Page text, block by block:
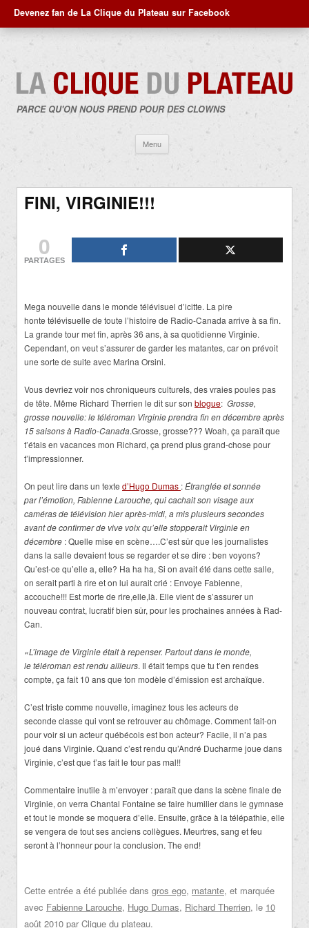
Devenez fan de La Clique du Plateau sur Facebook
PARCE QU'ON NOUS PREND POUR DES CLOWNS
Menu
contenu
FINI, VIRGINIE!!!
0
PARTAGES
Mega nouvelle dans le monde télévisuel d’icitte. La pire
honte télévisuelle de toute l’histoire de Radio-Canada arrive à sa fin.
La grande tour met fin, après 36 ans, à sa quotidienne Virginie.
Cependant, on veut s’assurer de garder les matantes, car on prévoit
une sorte de suite avec Marina Orsini.
Vous devriez voir nos chroniqueurs culturels, des vraies poules pas
de tête. Même Richard Therrien le dit sur son blogue: Grosse,
grosse nouvelle: le téléroman Virginie prendra fin en décembre après
15 saisons à Radio-Canada.Grosse, grosse??? Woah, ça paraît que
t’étais en vacances mon Richard, ça prend plus grand-chose pour
t’impressionner.
On peut lire dans un texte d’Hugo Dumas :Étranglée et sonnée
par l’émotion, Fabienne Larouche, qui cachait son visage aux
caméras de télévision hier après-midi, a mis plusieurs secondes
avant de confirmer de vive voix qu’elle stopperait Virginie en
décembre : Quelle mise en scène….C’est sûr que les journalistes
dans la salle devaient tous se regarder et se dire : ben voyons?
Qu’est-ce qu’elle a, elle? Ha ha ha, Si on avait été dans cette salle,
on serait parti à rire et on lui aurait crié : Envoye Fabienne,
accouche!!! Est morte de rire,elle,là. Elle vient de s’assurer un
nouveau contrat, lucratif bien sûr, pour les prochaines années à Rad-
Can.
«L’image de Virginie était à repenser. Partout dans le monde,
le téléroman est rendu ailleurs. Il était temps que tu t’en rendes
compte, ça fait 10 ans que ton modèle d’émission est archaïque.
C’est triste comme nouvelle, imaginez tous les acteurs de
seconde classe qui vont se retrouver au chômage. Comment fait-on
pour voir si un acteur québécois est bon acteur? Facile, il n’a pas
joué dans Virginie. Quand c’est rendu qu’André Ducharme joue dans
Virginie, c’est que t’as fait le tour pas mal!!
Commentaire inutile à m’envoyer : paraît que dans la scène finale de
Virginie, on verra Chantal Fontaine se faire humilier dans le gymnase
et tout le monde se moquera d’elle. Ensuite, grâce à la télépathie, elle
se vengera de tout ses anciens collègues. Meurtres, sang et feu
seront à l’honneur pour la conclusion. The end!
Cette entrée a été publiée dans gros ego, matante, et marquée
avec Fabienne Larouche, Hugo Dumas, Richard Therrien, le 10
août 2010 par Clique du plateau.